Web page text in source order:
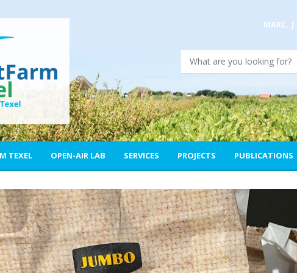
MARC. |
TEXEL OPEN-AIR LAB SERVICES PROJECTS PUBLICATIONS